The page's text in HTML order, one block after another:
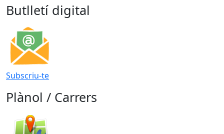
Butlletí digital
Subscriu-te
Plànol / Carrers